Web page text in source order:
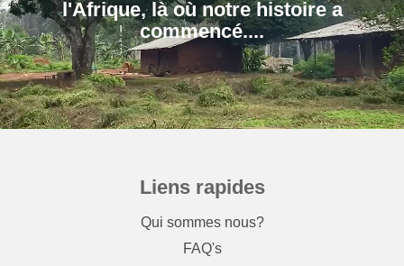
l'Afrique, là où notre histoire a
Liens rapides
Qui sommes nous?
FAQ's